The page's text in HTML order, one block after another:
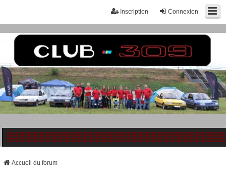
Connexion
Inscription
Accueil du forum